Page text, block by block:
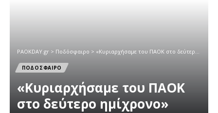
PAOKDAY.gr > Ποδόσφαιρο > «Κυριαρχήσαμε του ΠΑΟΚ στο δεύτερο ημίχρονο»
ΠΟΔΟΣΦΑΙΡΟ
«Κυριαρχήσαμε του ΠΑΟΚ
στο δεύτερο ημίχρονο»